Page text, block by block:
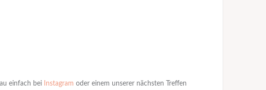
einfach bei Instagram oder einem unserer nächsten Treffen